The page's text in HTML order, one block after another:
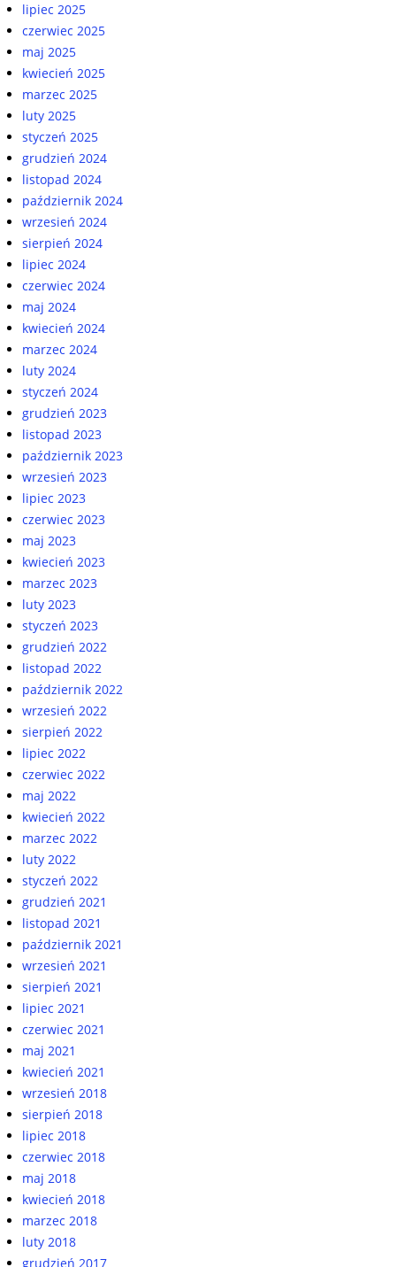
lipiec 2025
czerwiec 2025
maj 2025
kwiecień 2025
marzec 2025
luty 2025
styczeń 2025
grudzień 2024
listopad 2024
październik 2024
wrzesień 2024
sierpień 2024
lipiec 2024
czerwiec 2024
maj 2024
kwiecień 2024
marzec 2024
luty 2024
styczeń 2024
grudzień 2023
listopad 2023
październik 2023
wrzesień 2023
lipiec 2023
czerwiec 2023
maj 2023
kwiecień 2023
marzec 2023
luty 2023
styczeń 2023
grudzień 2022
listopad 2022
październik 2022
wrzesień 2022
sierpień 2022
lipiec 2022
czerwiec 2022
maj 2022
kwiecień 2022
marzec 2022
luty 2022
styczeń 2022
grudzień 2021
listopad 2021
październik 2021
wrzesień 2021
sierpień 2021
lipiec 2021
czerwiec 2021
maj 2021
kwiecień 2021
wrzesień 2018
sierpień 2018
lipiec 2018
czerwiec 2018
maj 2018
kwiecień 2018
marzec 2018
luty 2018
grudzień 2017